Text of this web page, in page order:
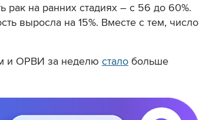
рак на ранних стадиях – с 56 до 60%.
выросла на 15%. Вместе с тем, число
и ОРВИ за неделю стало больше